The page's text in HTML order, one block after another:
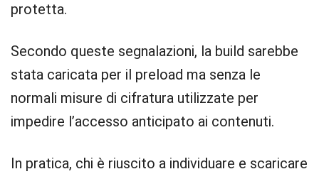
protetta.
Secondo queste segnalazioni, la build sarebbe
stata caricata per il preload ma senza le
normali misure di cifratura utilizzate per
impedire l’accesso anticipato ai contenuti.
In pratica, chi è riuscito a individuare e scaricare